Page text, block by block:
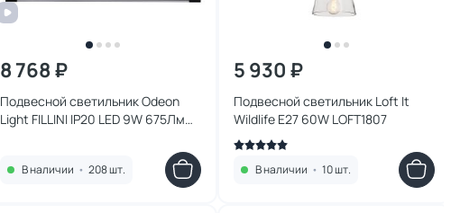
8 768 ₽
Подвесной светильник Odeon
Light FILLINI IP20 LED 9W 675Лм
В наличии • 208 шт.
5 930 ₽
Подвесной светильник Loft It
Wildlife E27 60W LOFT1807
В наличии • 10 шт.